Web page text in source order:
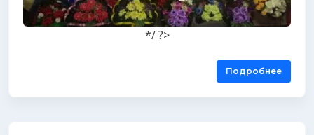
*/ ?>
Подробнее